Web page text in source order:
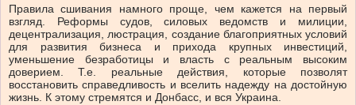
Правила сшивания намного проще, чем кажется на первый
взгляд. Реформы судов, силовых ведомств и милиции,
децентрализация, люстрация, создание благоприятных условий
для развития бизнеса и прихода крупных инвестиций,
уменьшение безработицы и власть с реальным высоким
доверием. Т.е. реальные действия, которые позволят
восстановить справедливость и вселить надежду на достойную
жизнь. К этому стремятся и Донбасс, и вся Украина.